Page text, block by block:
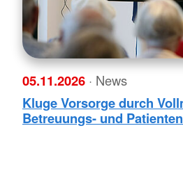
05.11.2026 · News
Kluge Vorsorge durch
Betreuungs- und